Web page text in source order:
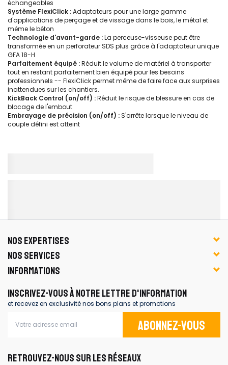
échangeables
Système FlexiClick :Adaptateurs pour une large gamme
d'applications de perçage et de vissage dans le bois, le métal et
même le béton
Technologie d'avant-garde :La perceuse-visseuse peut être
transformée en un perforateur SDS plus grâce à l'adaptateur unique
GFA 18-H
Parfaitement équipé :Réduit le volume de matériel à transporter
tout en restant parfaitement bien équipé pour les besoins
professionnels -- FlexiClick permet même de faire face aux surprises
inattendues sur les chantiers.
KickBack Control (on/off) :Réduit le risque de blessure en cas de
blocage de l'embout
Embrayage de précision (on/off) :S'arrête lorsque le niveau de
couple défini est atteint
NOS EXPERTISES
NOS SERVICES
INFORMATIONS
INSCRIVEZ-VOUS À NOTRE LETTRE D'INFORMATION
et recevez en exclusivité nos bons plans et promotions
Abonnez-vous
RETROUVEZ-NOUS SUR LES RÉSEAUX